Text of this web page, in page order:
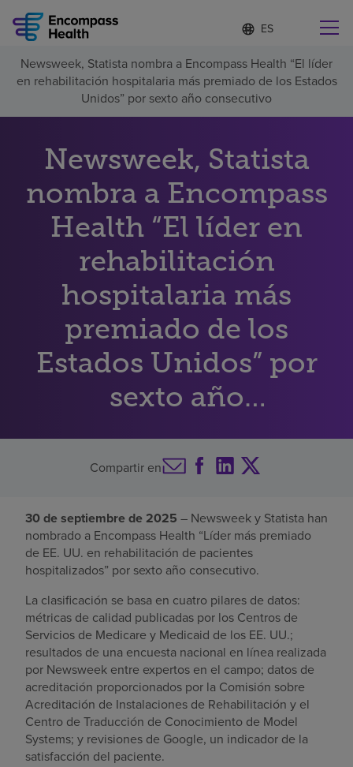
Lista
de
idiomas
contraída
d
o
m
a
e
c
c
i
n
d
Encuentre una localidad cerca de usted
Por qué debe elegirnos
Servicios de rehabilitación
Recursos de salud
Acerca de nosotros
Inversores
Newsweek, Statista nombra a Encompass Health “El líder
en rehabilitación hospitalaria más premiado de los Estados
Unidos” por sexto año consecutivo
Newsweek, Statista
nombra a Encompass
Health “El líder en
rehabilitación
hospitalaria más
premiado de los
Estados Unidos” por
sexto año
consecutivo
Compartir en
30 de septiembre de 2025 – Newsweek y Statista han
nombrado a Encompass Health “Líder más premiado
de EE. UU. en rehabilitación de pacientes
hospitalizados” por sexto año consecutivo.
La clasificación se basa en cuatro pilares de datos:
métricas de calidad publicadas por los Centros de
Servicios de Medicare y Medicaid de los EE. UU.;
resultados de una encuesta nacional en línea realizada
por Newsweek entre expertos en el campo; datos de
acreditación proporcionados por la Comisión sobre
Acreditación de Instalaciones de Rehabilitación y el
Centro de Traducción de Conocimiento de Model
Systems; y revisiones de Google, un indicador de la
satisfacción del paciente.